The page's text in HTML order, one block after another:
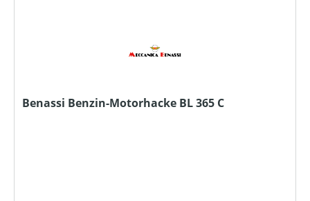
Benassi Benzin-Motorhacke BL 365 C